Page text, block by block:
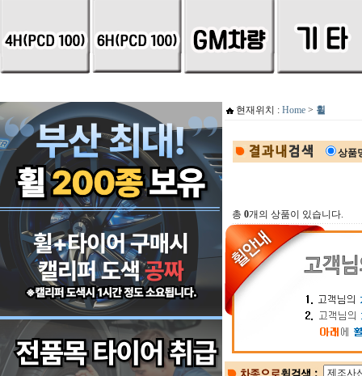
현재위치 : Home > 휠
상품
총0개의 상품이 있습니다.